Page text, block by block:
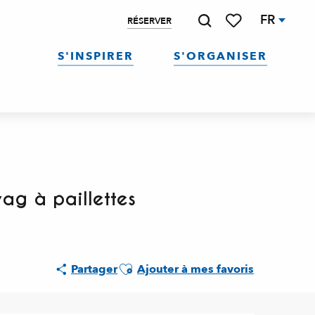
RÉSERVER FR
S'INSPIRER S'ORGANISER
à paillettes
PartagerAjouter aux favoris
Ajouter à mes favoris